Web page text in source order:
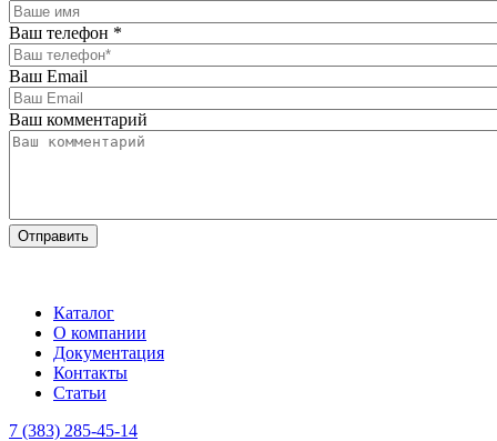
Ваш телефон *
Ваш Email
Ваш комментарий
Каталог
О компании
Документация
Контакты
Статьи
7 (383) 285-45-14